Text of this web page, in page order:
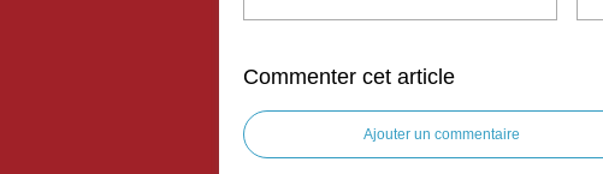
Commenter cet article
Ajouter un commentaire